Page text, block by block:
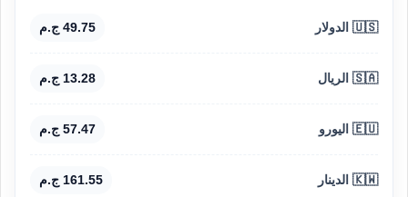
🇺🇸 الدولار 49.75 ج.م
🇸🇦 الريال 13.28 ج.م
🇪🇺 اليورو 57.47 ج.م
🇰🇼 الدينار 161.55 ج.م